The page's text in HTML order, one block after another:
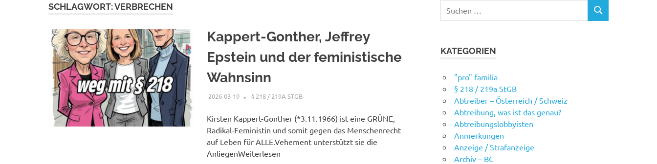
SCHLAGWORT:VERBRECHEN
Kappert-Gonther, Jeffrey
Epstein und der feministische
Wahnsinn
2026-03-19 XX
§ 218 / 219A STGB
Kirsten Kappert-Gonther (*3.11.1966) ist eine GRÜNE,
Radikal-Feministin und somit gegen das Menschenrecht
auf Leben für ALLE.Vehement unterstützt sie die
AnliegenWeiterlesen
Suchen
SUCHEN
KATEGORIEN
"pro" familia
§ 218 / 219a StGB
Abtreiber – Österreich / Schweiz
Abtreibung, was ist das genau?
Abtreibungslobbyisten
Anmerkungen
Anzeige / Strafanzeige
Archiv – BC